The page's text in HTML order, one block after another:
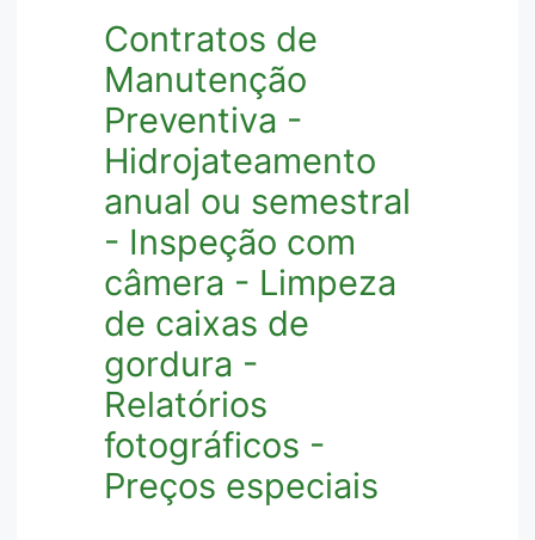
Contratos de
Manutenção
Preventiva -
Hidrojateamento
anual ou semestral
- Inspeção com
câmera - Limpeza
de caixas de
gordura -
Relatórios
fotográficos -
Preços especiais